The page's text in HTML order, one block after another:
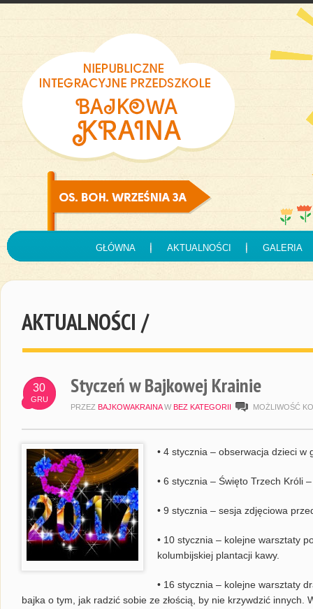
GŁÓWNA AKTUALNOŚCI GALERIA
AKTUALNOŚCI /
30
GRU
Styczeń w Bajkowej Krainie
PRZEZ BAJKOWAKRAINA W BEZ KATEGORII MOŻLIWOŚĆ
• 4 stycznia – obserwacja dzieci
• 6 stycznia – Święto Trzech Króli
• 9 stycznia – sesja zdjęciowa
• 10 stycznia – kolejne warsztaty
kolumbijskiej plantacji kawy.
• 16 stycznia – kolejne warsztaty
bajka o tym, jak radzić sobie ze złością, by nie krzywdzić innych.